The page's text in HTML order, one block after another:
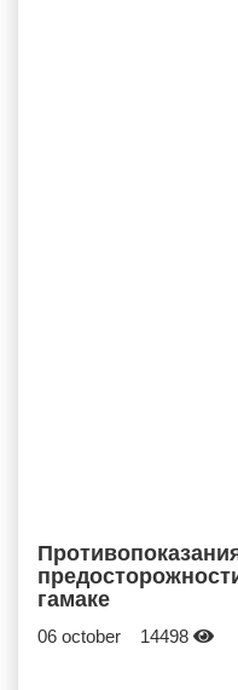
гамаке
06 october 14498